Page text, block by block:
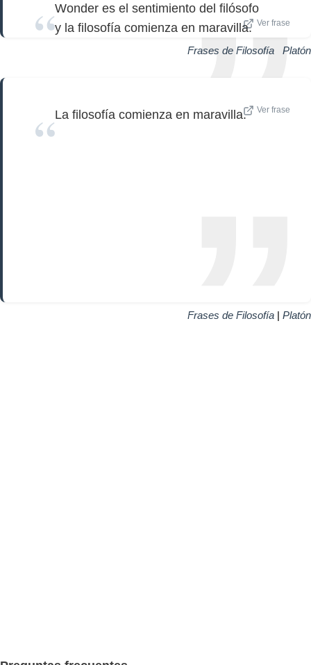
Wonder es el sentimiento del filósofo
y la filosofía comienza en maravilla. Ver frase
Frases de Filosofía Platón
La filosofía comienza en maravilla. Ver frase
Frases de Filosofía | Platón